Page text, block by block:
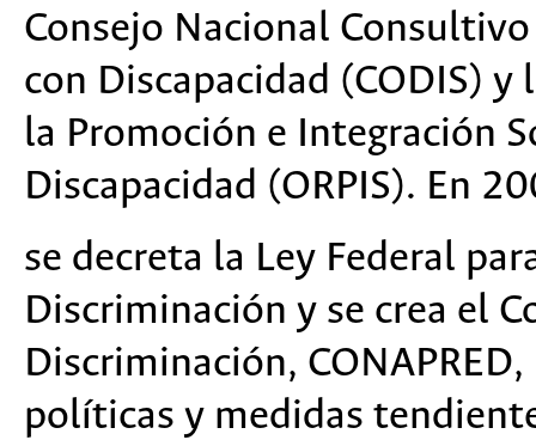
Consejo Nacional
con Discapacidad (CODIS)
la Promoción e Integración
Discapacidad (ORPIS). En
se decreta la Ley Federal
Discriminación y se crea el
Discriminación,
políticas y medidas